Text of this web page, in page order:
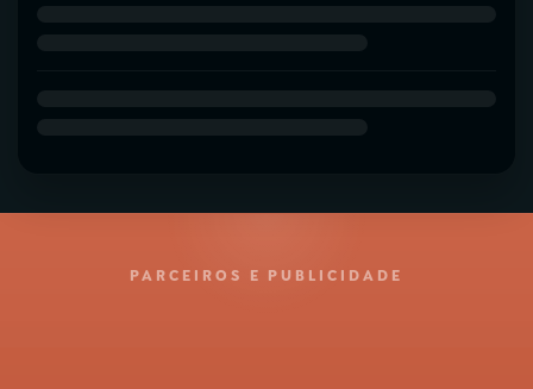
PARCEIROS E PUBLICIDADE